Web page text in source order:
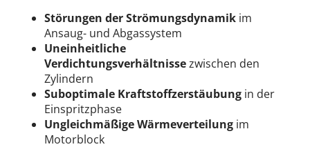
Störungen der Strömungsdynamik im
Ansaug- und Abgassystem
Uneinheitliche
Verdichtungsverhältnissezwischen den
Zylindern
Suboptimale Kraftstoffzerstäubung in der
Einspritzphase
Ungleichmäßige Wärmeverteilung im
Motorblock